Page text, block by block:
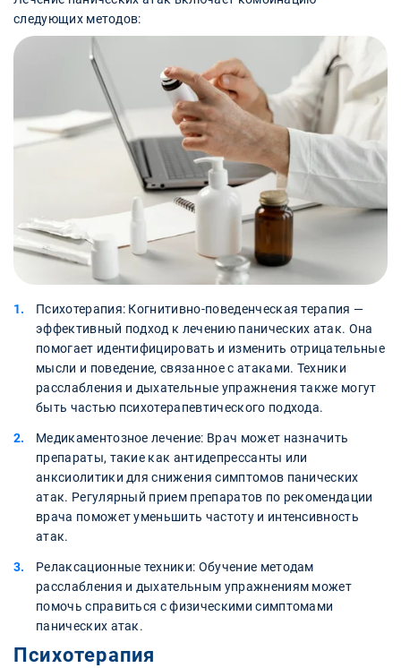
следующих методов:
Психотерапия: Когнитивно-поведенческая терапия —
эффективный подход к лечению панических атак. Она
помогает идентифицировать и изменить отрицательные
мысли и поведение, связанное с атаками. Техники
расслабления и дыхательные упражнения также могут
быть частью психотерапевтического подхода.
Медикаментозное лечение: Врач может назначить
препараты, такие как антидепрессанты или
анксиолитики для снижения симптомов панических
атак. Регулярный прием препаратов по рекомендации
врача поможет уменьшить частоту и интенсивность
атак.
Релаксационные техники: Обучение методам
расслабления и дыхательным упражнениям может
помочь справиться с физическими симптомами
панических атак.
Психотерапия